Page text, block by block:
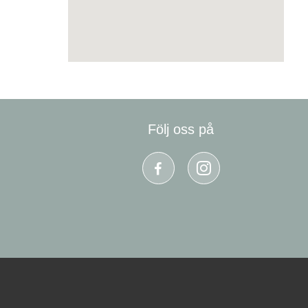
Följ oss på